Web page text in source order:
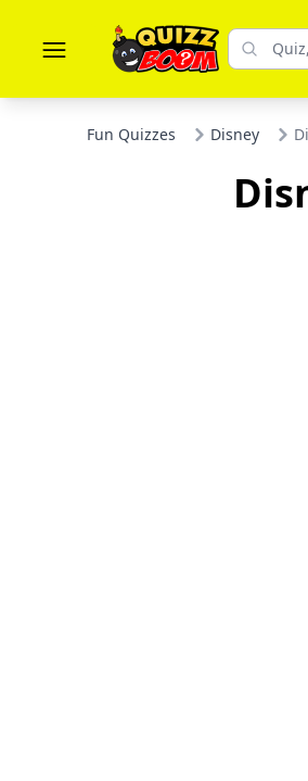
Fun Quizzes Disney